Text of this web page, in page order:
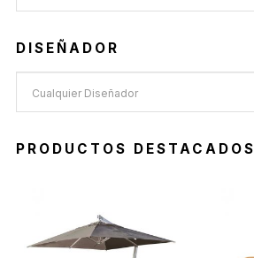
DISEÑADOR
Cualquier Diseñador
PRODUCTOS DESTACADOS